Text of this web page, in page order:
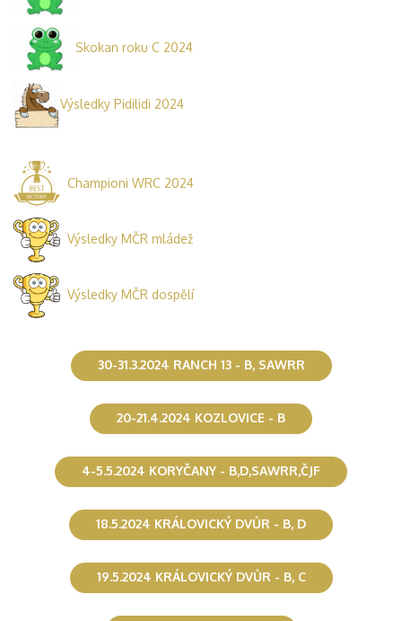
Skokan roku C 2024
Výsledky Pidilidi 2024
Championi WRC 2024
Výsledky MČR mládež
Výsledky MČR dospělí
30-31.3.2024 RANCH 13 - B, SAWRR
20-21.4.2024 KOZLOVICE - B
4-5.5.2024 KORYČANY - B,D,SAWRR,ČJF
18.5.2024 KRÁLOVICKÝ DVŮR - B, D
19.5.2024 KRÁLOVICKÝ DVŮR - B, C